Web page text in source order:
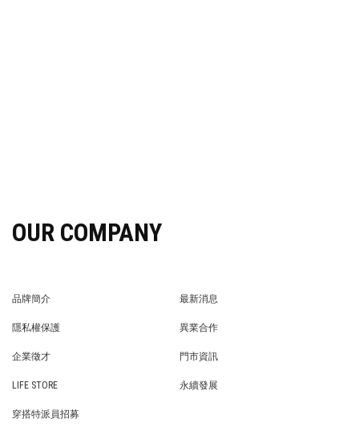
OUR COMPANY
品牌簡介
最新消息
隱私權保護
異業合作
企業徵才
門市資訊
LIFE STORE
永續發展
穿搭特派員招募